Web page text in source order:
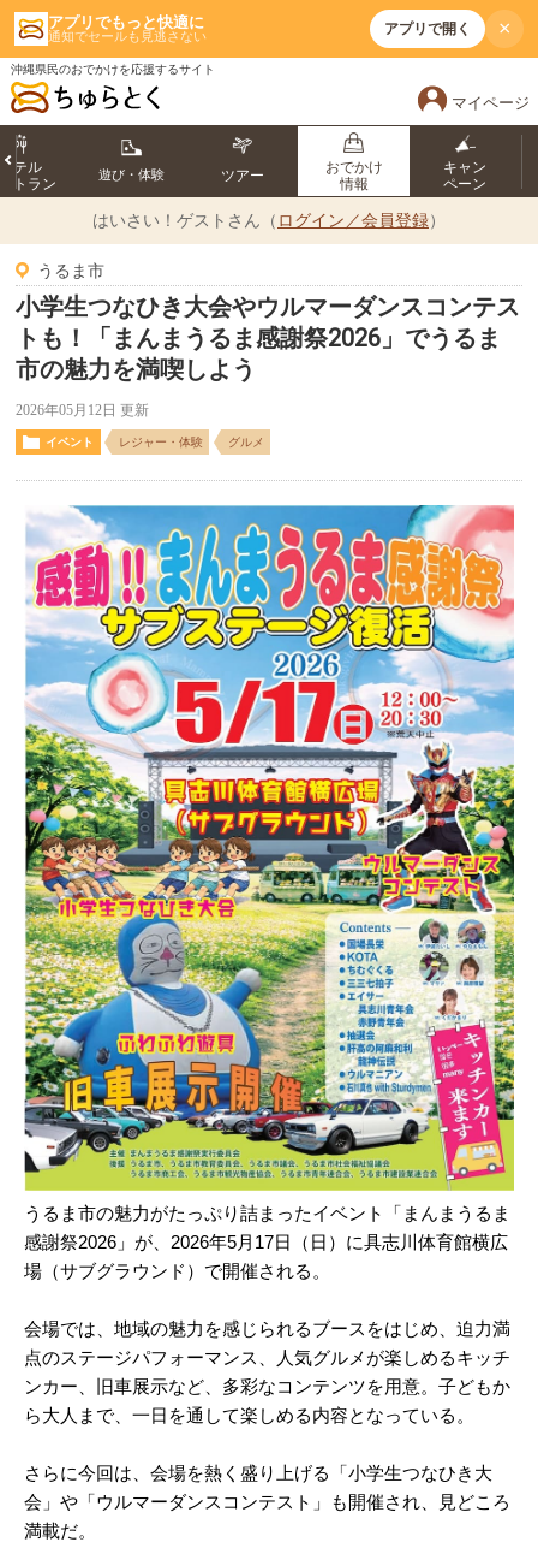
アプリでもっと快適に
通知でセールも見逃さない アプリで開く ×
沖縄県民のおでかけを応援するサイト
マイページ
ホテル
トラン
遊び・体験 ツアー
おでかけ
情報
キャン
ペーン
はいさい！ ゲストさん（ ログイン／会員登録）
うるま市
小学生つなひき大会やウルマーダンスコンテス
トも！「まんまうるま感謝祭2026」でうるま
市の魅力を満喫しよう
2026年05月12日 更新
イベント レジャー・体験 グルメ
うるま市の魅力がたっぷり詰まったイベント「まんまうるま
感謝祭2026」が、2026年5月17日（日）に具志川体育館横広
場（サブグラウンド）で開催される。
会場では、地域の魅力を感じられるブースをはじめ、迫力満
点のステージパフォーマンス、人気グルメが楽しめるキッチ
ンカー、旧車展示など、多彩なコンテンツを用意。子どもか
ら大人まで、一日を通して楽しめる内容となっている。
さらに今回は、会場を熱く盛り上げる「小学生つなひき大
会」や「ウルマーダンスコンテスト」も開催され、見どころ
満載だ。